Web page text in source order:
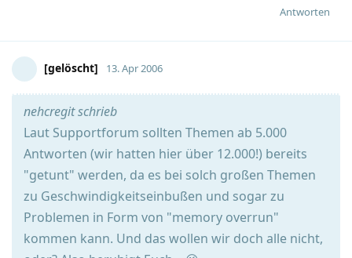
Antworten
[gelöscht] 13. Apr 2006
nehcregit schrieb
Laut Supportforum sollten Themen ab 5.000
Antworten (wir hatten hier über 12.000!) bereits
"getunt" werden, da es bei solch großen Themen
zu Geschwindigkeitseinbußen und sogar zu
Problemen in Form von "memory overrun"
kommen kann. Und das wollen wir doch alle nicht,